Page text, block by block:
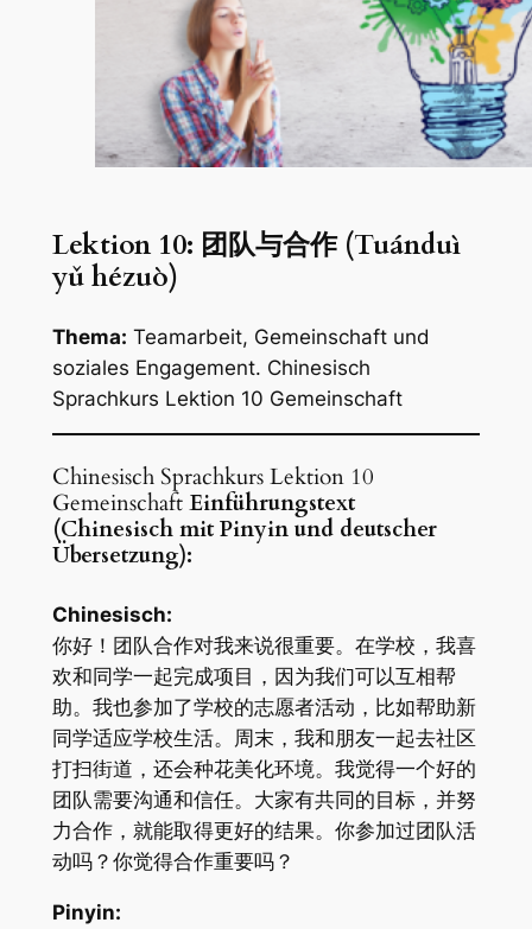
Lektion 10: 团队与合作 (Tuánduì
yǔ hézuò)
Thema: Teamarbeit, Gemeinschaft und
soziales Engagement. Chinesisch
Sprachkurs Lektion 10 Gemeinschaft
Chinesisch Sprachkurs Lektion 10
Gemeinschaft Einführungstext
(Chinesisch mit Pinyin und deutscher
Übersetzung):
Chinesisch:
你好！团队合作对我来说很重要。在学校，我喜
欢和同学一起完成项目，因为我们可以互相帮
助。我也参加了学校的志愿者活动，比如帮助新
同学适应学校生活。周末，我和朋友一起去社区
打扫街道，还会种花美化环境。我觉得一个好的
团队需要沟通和信任。大家有共同的目标，并努
力合作，就能取得更好的结果。你参加过团队活
动吗？你觉得合作重要吗？
Pinyin: